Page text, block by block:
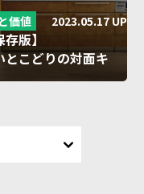
価値 2023.05.17 UP
版】
とこどりの対面キ